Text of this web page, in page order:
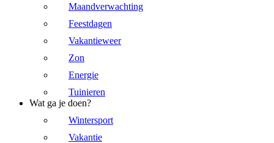
Maandverwachting
Feestdagen
Vakantieweer
Zon
Energie
Tuinieren
Wat ga je doen?
Wintersport
Vakantie